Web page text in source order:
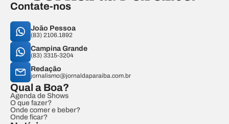
Contate-nos
João Pessoa
(83) 2106.1892
Campina Grande
(83) 3315-3204
Redação
jornalismo@jornaldaparaiba.com.br
Qual a Boa?
Agenda de Shows
O que fazer?
Onde comer e beber?
Onde ficar?